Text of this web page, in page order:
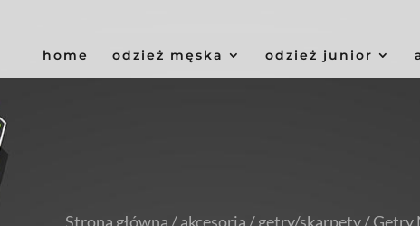
home odzież męska odzież junior
Strona główna/akcesoria/getry/skarpety/ Getry